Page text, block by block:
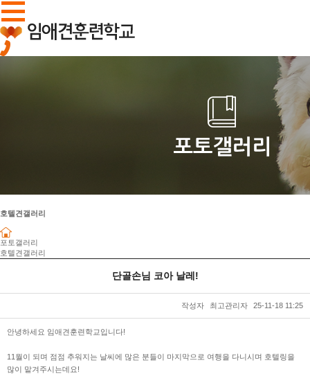
호텔견갤러리
포토갤러리
호텔견갤러리
단골손님 코아 날레!
작성자 최고관리자 25-11-18 11:25
안녕하세요 임애견훈련학교입니다!
11월이 되며 점점 추워지는 날씨에 많은 분들이 마지막으로 여행을 다니시며 호텔링을
많이 맡겨주시는데요!